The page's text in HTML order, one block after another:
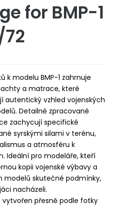
for BMP-1
k modelu BMP-1 zahrnuje
a matrace, které
autentický vzhled vojenských
Detailně zpracované
zachycují specifické
syrskými silami v terénu,
a atmosféru k
Ideální pro modeláře, kteří
kopii vojenské výbavy a
modelů skutečné podmínky,
nacházeli.
vytvořen přesně podle fotky